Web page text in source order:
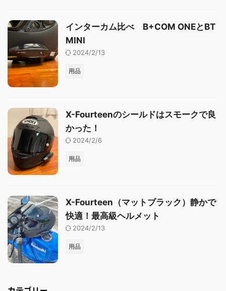
インターカム比べ B+COM ONEとBT
MINI
2024/2/13
用品
X-Fourteenのシールドはスモークで良
かった！
2024/2/6
用品
X-Fourteen（マットブラック）静かで
快適！最高級ヘルメット
2024/2/13
用品